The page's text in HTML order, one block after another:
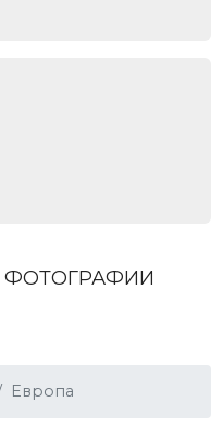
ФОТОГРАФИИ
Европа